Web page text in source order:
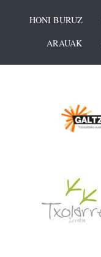
HONI BURUZ
ARAUAK